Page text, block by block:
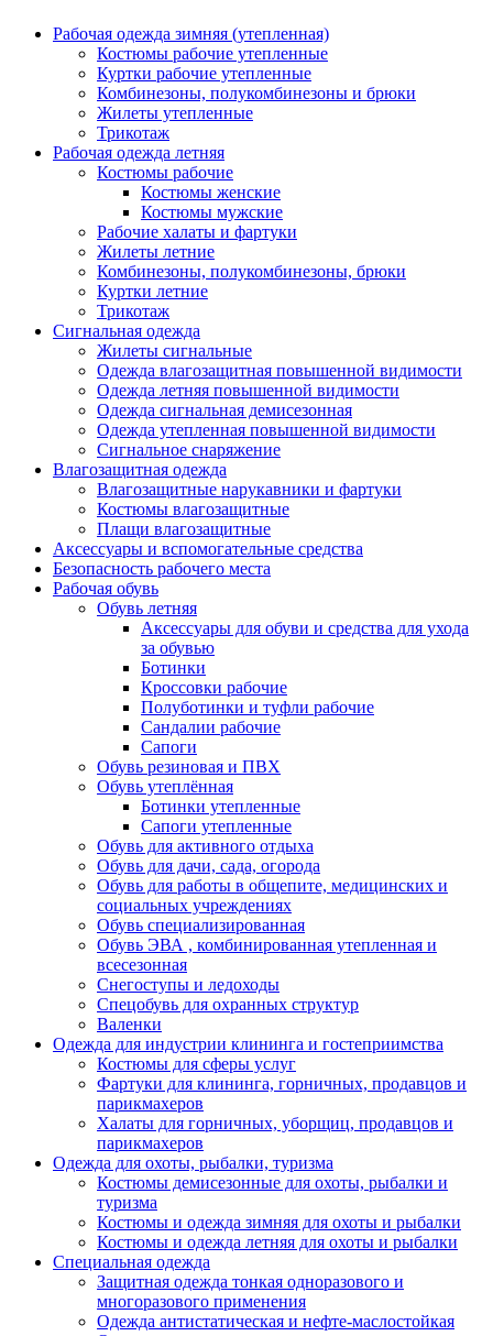
Рабочая одежда зимняя (утепленная)
Костюмы рабочие утепленные
Куртки рабочие утепленные
Комбинезоны, полукомбинезоны и брюки
Жилеты утепленные
Трикотаж
Рабочая одежда летняя
Костюмы рабочие
Костюмы женские
Костюмы мужские
Рабочие халаты и фартуки
Жилеты летние
Комбинезоны, полукомбинезоны, брюки
Куртки летние
Трикотаж
Сигнальная одежда
Жилеты сигнальные
Одежда влагозащитная повышенной видимости
Одежда летняя повышенной видимости
Одежда сигнальная демисезонная
Одежда утепленная повышенной видимости
Сигнальное снаряжение
Влагозащитная одежда
Влагозащитные нарукавники и фартуки
Костюмы влагозащитные
Плащи влагозащитные
Аксессуары и вспомогательные средства
Безопасность рабочего места
Рабочая обувь
Обувь летняя
Аксессуары для обуви и средства для ухода
за обувью
Ботинки
Кроссовки рабочие
Полуботинки и туфли рабочие
Сандалии рабочие
Сапоги
Обувь резиновая и ПВХ
Обувь утеплённая
Ботинки утепленные
Сапоги утепленные
Обувь для активного отдыха
Обувь для дачи, сада, огорода
Обувь для работы в общепите, медицинских и
социальных учреждениях
Обувь специализированная
Обувь ЭВА , комбинированная утепленная и
всесезонная
Снегоступы и ледоходы
Спецобувь для охранных структур
Валенки
Одежда для индустрии клининга и гостеприимства
Костюмы для сферы услуг
Фартуки для клининга, горничных, продавцов и
парикмахеров
Халаты для горничных, уборщиц, продавцов и
парикмахеров
Одежда для охоты, рыбалки, туризма
Костюмы демисезонные для охоты, рыбалки и
туризма
Костюмы и одежда зимняя для охоты и рыбалки
Костюмы и одежда летняя для охоты и рыбалки
Специальная одежда
Защитная одежда тонкая одноразового и
многоразового применения
Одежда антистатическая и нефте-маслостойкая